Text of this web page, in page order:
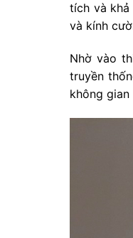
tích và khả
và kính
Nhờ vào
truyền
không gian